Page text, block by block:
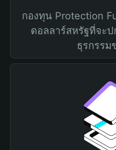
กองทุน Protection
ดอลลาร์สหรัฐที่จะ
ธุรกรร